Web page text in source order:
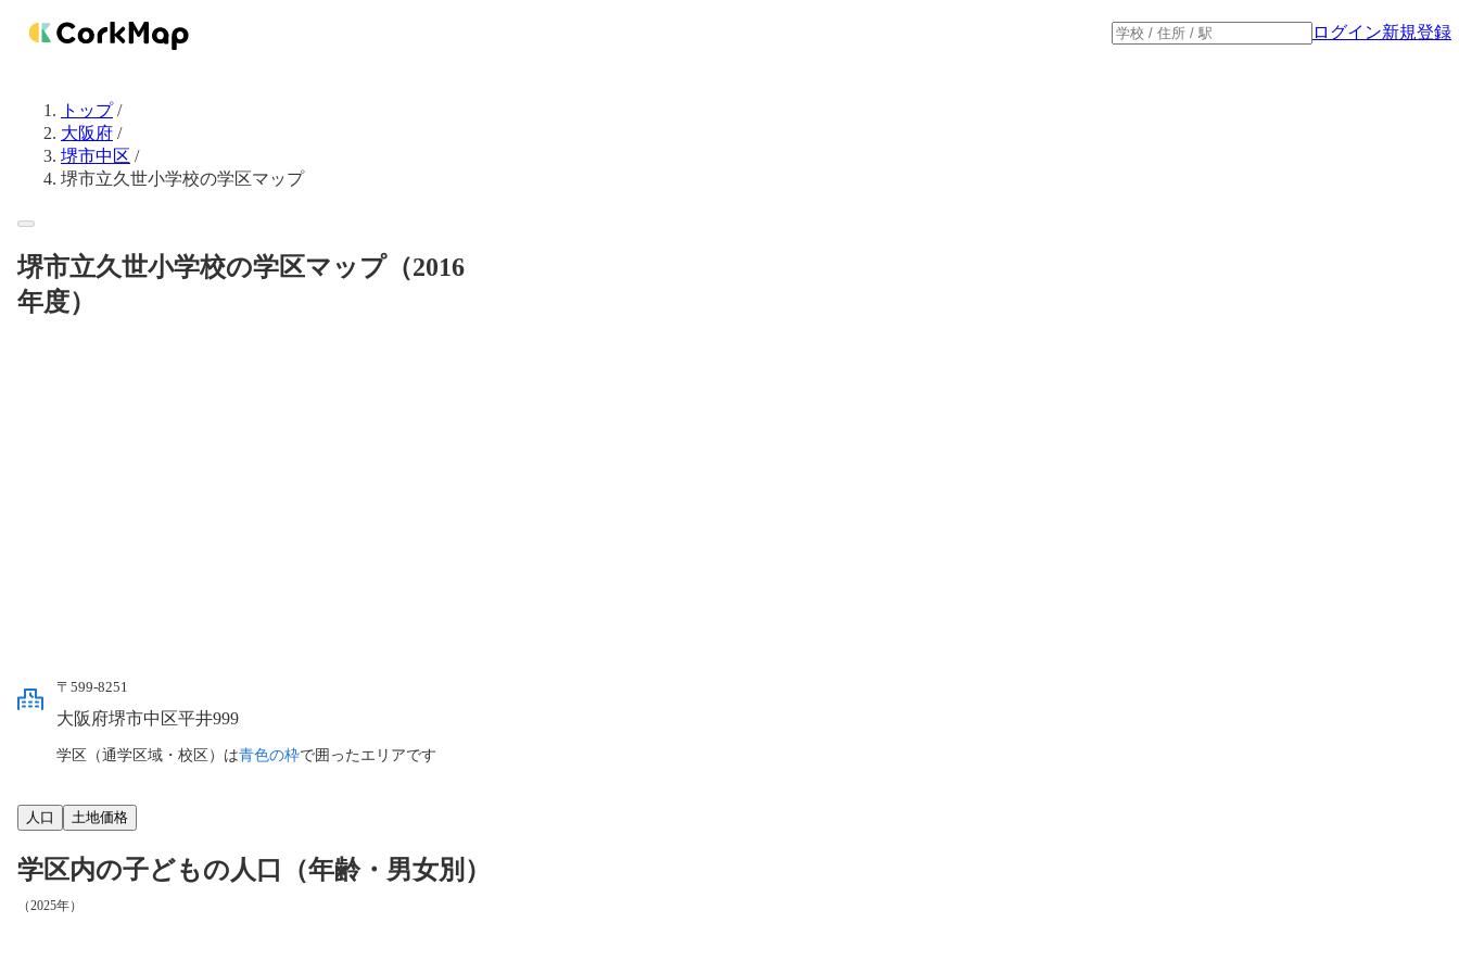
ログイン新規登録
トップ/
大阪府 /
堺市中区 /
堺市立久世小学校の学区マップ
堺市立久世小学校の学区マップ（2016
年度）
〒599-8251
大阪府堺市中区平井999
学区（通学区域・校区）は青色の枠で囲ったエリアです
人口 土地価格
学区内の子どもの人口（年齢・男女別）
（2025年）